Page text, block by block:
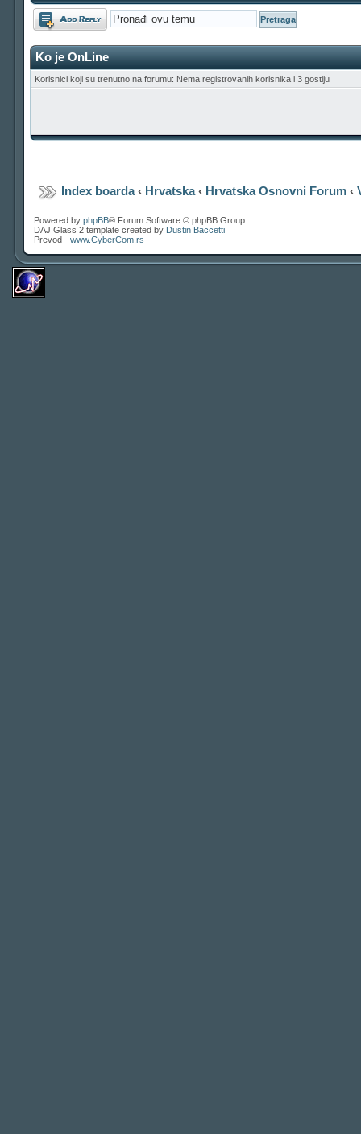
Odgovori
Ko je OnLine
Korisnici koji su trenutno na forumu: Nema registrovanih korisnika i 3 gostiju
Index boarda‹ Hrvatska‹ Hrvatska Osnovni Forum ‹
Powered by phpBB® Forum Software © phpBB Group
DAJ Glass 2 template created by Dustin Baccetti
Prevod - www.CyberCom.rs